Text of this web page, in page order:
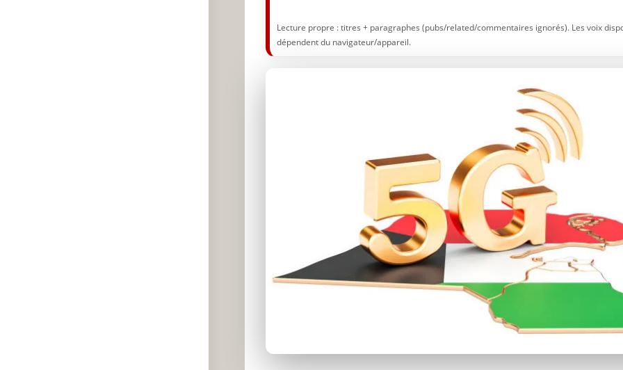
Lecture propre : titres + paragraphes (pubs/related/commentaires ignorés). Les voix
dépendent du navigateur/appareil.